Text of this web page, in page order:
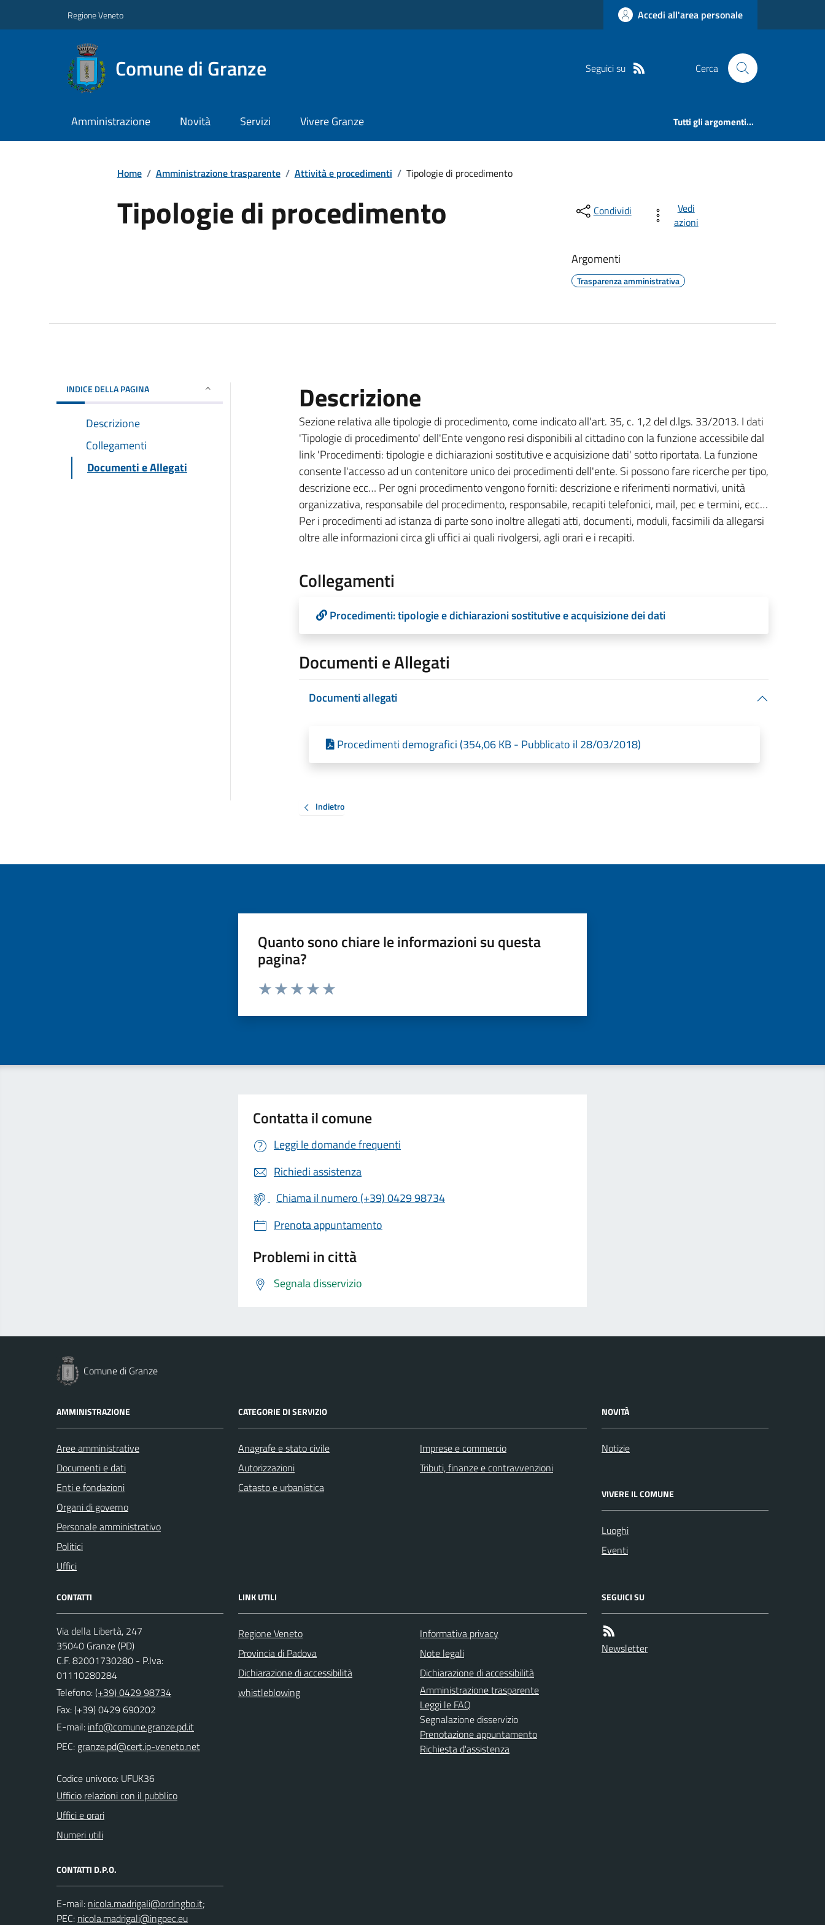
Regione Veneto Accedi all'area personale
Comune di Granze Seguici su Cerca
Amministrazione Novità Servizi Vivere Granze Tutti gli argomenti...
Home / Amministrazione trasparente / Attività e procedimenti / Tipologie di procedimento
Tipologie di procedimento Condividi
Vedi
azioni
Argomenti
Trasparenza amministrativa
INDICE DELLA PAGINA
Descrizione
Collegamenti
Documenti e Allegati
Descrizione
Sezione relativa alle tipologie di procedimento, come indicato all'art. 35, c. 1,2 del d.lgs. 33/2013. I dati
'Tipologie di procedimento' dell'Ente vengono resi disponibili al cittadino con la funzione accessibile dal
link 'Procedimenti: tipologie e dichiarazioni sostitutive e acquisizione dati' sotto riportata. La funzione
consente l'accesso ad un contenitore unico dei procedimenti dell'ente. Si possono fare ricerche per tipo,
descrizione ecc… Per ogni procedimento vengono forniti: descrizione e riferimenti normativi, unità
organizzativa, responsabile del procedimento, responsabile, recapiti telefonici, mail, pec e termini, ecc…
Per i procedimenti ad istanza di parte sono inoltre allegati atti, documenti, moduli, facsimili da allegarsi
oltre alle informazioni circa gli uffici ai quali rivolgersi, agli orari e i recapiti.
Collegamenti
Procedimenti: tipologie e dichiarazioni sostitutive e acquisizione dei dati
Documenti e Allegati
Documenti allegati
Procedimenti demografici (354,06 KB - Pubblicato il 28/03/2018)
Indietro
Quanto sono chiare le informazioni su questa
pagina?
Valuta da 1 a 5 stelle la pagina
Contatta il comune
Leggi le domande frequenti
Richiedi assistenza
Chiama il numero (+39) 0429 98734
Prenota appuntamento
Problemi in città
Segnala disservizio
Comune di Granze
AMMINISTRAZIONE
Aree amministrative
Documenti e dati
Enti e fondazioni
Organi di governo
Personale amministrativo
Politici
Uffici
CATEGORIE DI SERVIZIO
Anagrafe e stato civile
Autorizzazioni
Catasto e urbanistica
Imprese e commercio
Tributi, finanze e contravvenzioni
NOVITÀ
Notizie
VIVERE IL COMUNE
Luoghi
Eventi
CONTATTI
Via della Libertà, 247
35040 Granze (PD)
C.F. 82001730280 - P.Iva:
01110280284
Telefono:(+39) 0429 98734
Fax: (+39) 0429 690202
E-mail:
PEC:
Codice univoco: UFUK36
Ufficio relazioni con il pubblico
Uffici e orari
Numeri utili
CONTATTI D.P.O.
E-mail:
;
PEC:
LINK UTILI
Regione Veneto
Provincia di Padova
Dichiarazione di accessibilità
whistleblowing
Informativa privacy
Note legali
Dichiarazione di accessibilità
Amministrazione trasparente
Leggi le FAQ
Segnalazione disservizio
Prenotazione appuntamento
Richiesta d'assistenza
SEGUICI SU
Newsletter